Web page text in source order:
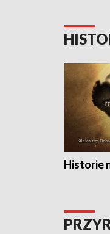
Historie